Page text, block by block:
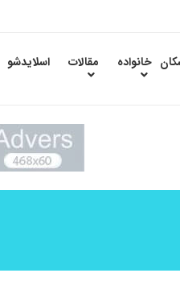
خانواده مقالات اسلایدشو